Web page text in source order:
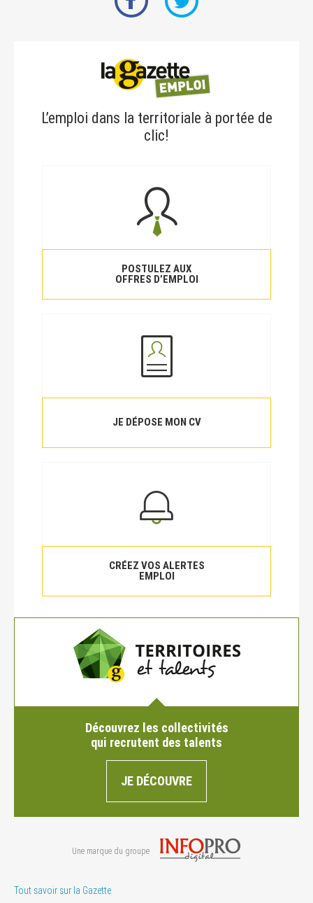
L’emploi dans la territoriale à portée de
clic!
POSTULEZ AUX
OFFRES D’EMPLOI
JE DÉPOSE MON CV
CRÉEZ VOS ALERTES
EMPLOI
Découvrez les collectivités
qui recrutent des talents
JE DÉCOUVRE
Une marque du groupe
Tout savoir sur la Gazette